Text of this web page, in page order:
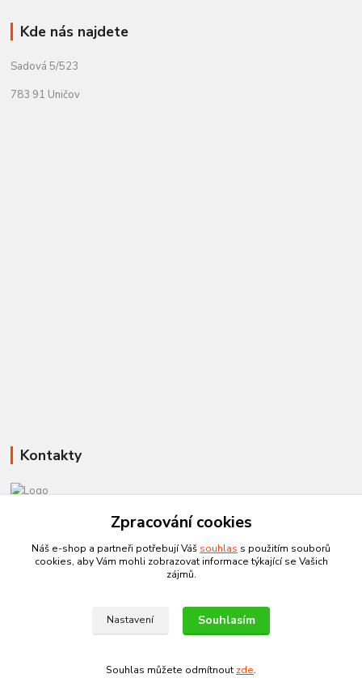
Kde nás najdete
Sadová 5/523
783 91 Uničov
Kontakty
info@czechtherm.cz
Zpracování cookies
Náš e-shop a partneři potřebují Váš souhlas s použitím souborů
cookies, aby Vám mohli zobrazovat informace týkající se Vašich
zájmů.
Nastavení Souhlasím
Souhlas můžete odmítnout zde.